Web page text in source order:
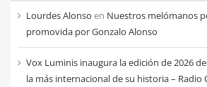
cada
mes
Lourdes Alonso en Nuestros melómanos
promovida por Gonzalo Alonso
Vox Luminis inaugura la edición de 2026
la más internacional de su historia – Radio